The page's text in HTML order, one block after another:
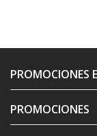
PROMOCIONES
PROMOCIONES